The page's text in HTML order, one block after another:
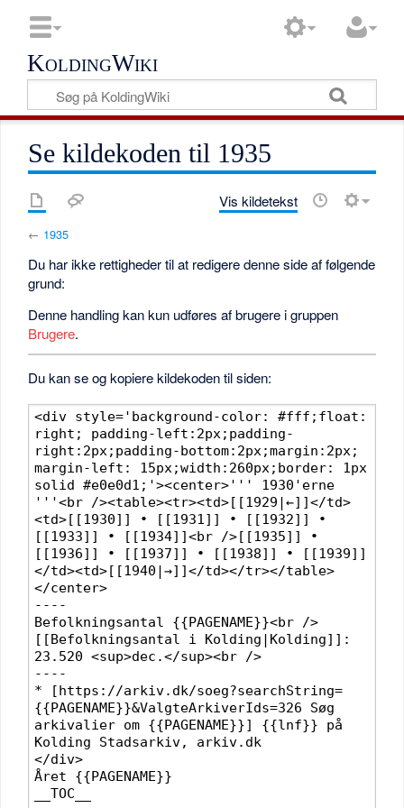
KoldingWiki
Se kildekoden til 1935
Vis kildetekst
← 1935
Du har ikke rettigheder til at redigere denne side af følgende
grund:
Denne handling kan kun udføres af brugere i gruppen
Brugere.
Du kan se og kopiere kildekoden til siden: